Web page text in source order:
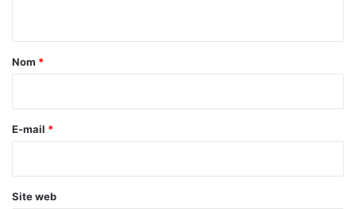
a
e
Nom *
E-mail *
Site web